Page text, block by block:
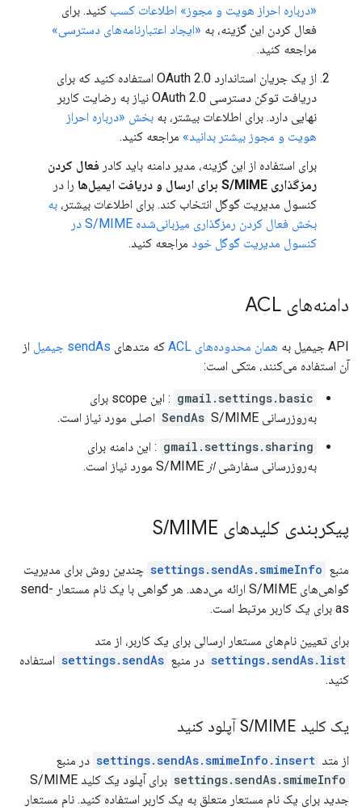
«درباره احراز هویت و مجوز» اطلاعات کسب کنید. برای
فعال کردن این گزینه، به «ایجاد اعتبارنامه‌های دسترسی»
مراجعه کنید.
از یک جریان استاندارد OAuth 2.0 استفاده کنید که برای
دریافت توکن دسترسی OAuth 2.0 نیاز به رضایت کاربر
نهایی دارد. برای اطلاعات بیشتر، به بخش «درباره احراز
هویت و مجوز بیشتر بدانید» مراجعه کنید.
برای استفاده از این گزینه، مدیر دامنه باید کادر فعال کردن
رمزگذاری S/MIME برای ارسال و دریافت ایمیل‌ها
را در
کنسول مدیریت گوگل انتخاب کند. برای اطلاعات بیشتر، به
بخش فعال کردن رمزگذاری میزبانی‌شده S/MIME در
کنسول مدیریت گوگل خود مراجعه کنید.
دامنه‌های ACL
API جیمیل به همان محدوده‌های ACL که متدهای sendAs جیمیل
از
آن استفاده می‌کنند، متکی است:
gmail.settings.basic
: این scope برای
به‌روزرسانی
SendAs S/MIME اصلی مورد نیاز است.
gmail.settings.sharing : این دامنه برای
به‌روزرسانی سفارشیاز
پیکربندی کلیدهای S /MIME
منبع settings.sendAs.smimeInfo چندین روش برای مدیریت
گواهی‌های S/MIME ارائه می‌دهد. هر گواهی با یک نام مستعار send-
as برای یک کاربر مرتبط است.
برای تعیین نام‌های مستعار ارسالی برای یک کاربر، از متد
settings.sendAs.list در منبع settings.sendAs استفاده
کنید.
یک کلید S /MIME آپلود کنید
از متد settings.sendAs.smimeInfo.insert در منبع
settings.sendAs.smimeInfo
برای آپلود یک کلید S/MIME
جدید برای یک نام مستعار متعلق به یک کاربر استفاده کنید. نام مستعار